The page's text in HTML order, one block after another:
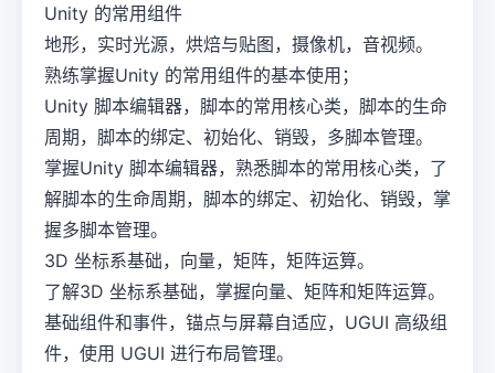
Unity 的常用组件
地形，实时光源，烘焙与贴图，摄像机，音视频。
熟练掌握Unity 的常用组件的基本使用；
Unity 脚本编辑器，脚本的常用核心类，脚本的生命
周期，脚本的绑定、初始化、销毁，多脚本管理。
掌握Unity 脚本编辑器，熟悉脚本的常用核心类，了
解脚本的生命周期，脚本的绑定、初始化、销毁，掌
握多脚本管理。
3D 坐标系基础，向量，矩阵，矩阵运算。
了解3D 坐标系基础，掌握向量、矩阵和矩阵运算。
基础组件和事件，锚点与屏幕自适应，UGUI 高级组
件，使用 UGUI 进行布局管理。